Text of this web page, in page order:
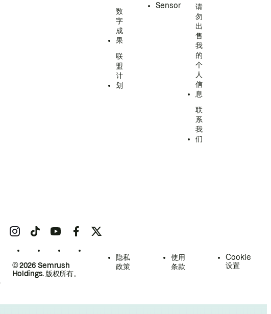
数
字
成
果
联
盟
计
划
Sensor
请
勿
出
售
我
的
个
人
信
息
联
系
我
们
© 2026 Semrush
Holdings. 版权所有。
隐私
政策
使用
条款
Cookie
设置